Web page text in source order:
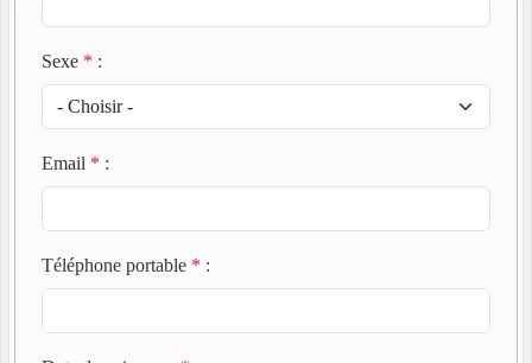
Sexe * :
Email * :
Téléphone portable * :